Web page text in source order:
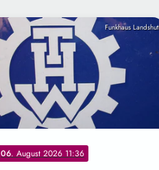
Funkhaus Landshut
06. August 2026 11:36